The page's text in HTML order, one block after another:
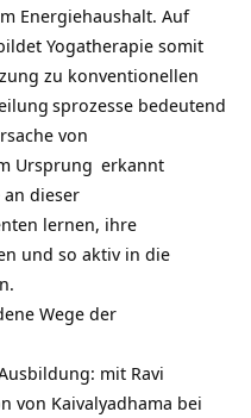
Energiehaushalt. Auf
Yogatherapie somit
zu konventionellen
sprozesse bedeutend
von
Ursprung erkannt
dieser
lernen, ihre
und so aktiv in die
Wege der
mit Ravi
von Kaivalyadhama bei